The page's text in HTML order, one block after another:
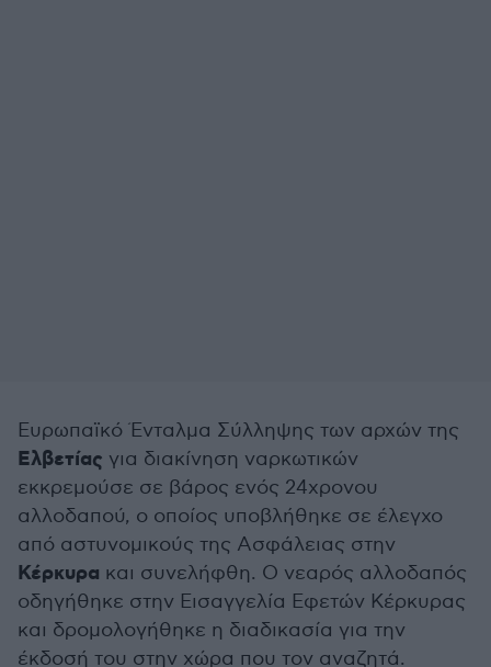
Ευρωπαϊκό Ένταλμα Σύλληψης των αρχών της
Ελβετίας για διακίνηση ναρκωτικών
εκκρεμούσε σε βάρος ενός 24χρονου
αλλοδαπού, ο οποίος υποβλήθηκε σε έλεγχο
από αστυνομικούς της Ασφάλειας στην
Κέρκυρα και συνελήφθη. Ο νεαρός αλλοδαπός
οδηγήθηκε στην Εισαγγελία Εφετών Κέρκυρας
και δρομολογήθηκε η διαδικασία για την
έκδοσή του στην χώρα που τον αναζητά.